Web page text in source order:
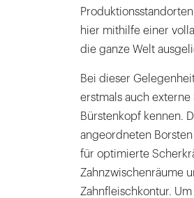
hier mithilfe einer
die ganze Welt
Bei dieser
erstmals auch externe
Bürstenkopf kennen.
angeordneten
für optimierte
Zahnzwischenräume
Zahnfleischkontur.